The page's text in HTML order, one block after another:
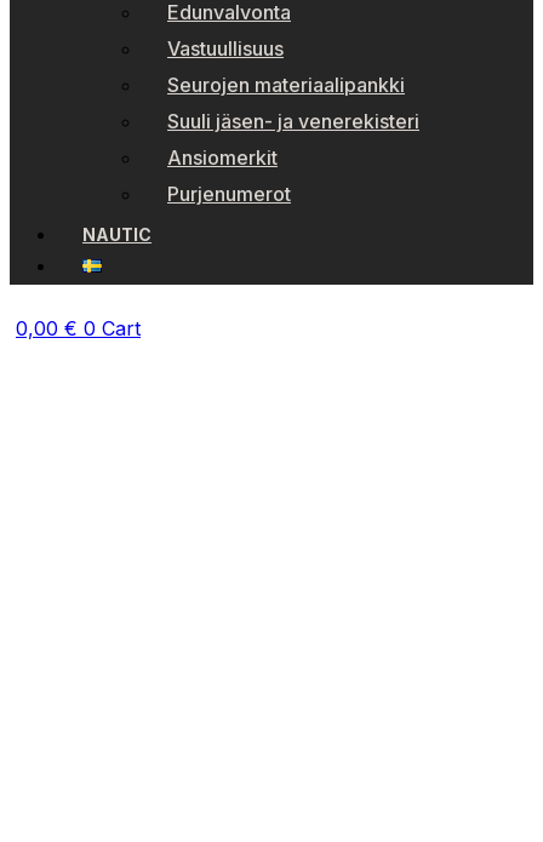
Edunvalvonta
Vastuullisuus
Seurojen materiaalipankki
Suuli jäsen- ja venerekisteri
Ansiomerkit
Purjenumerot
NAUTIC
0,00 € 0 Cart